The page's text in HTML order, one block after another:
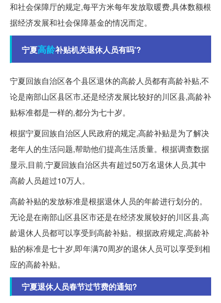
和社会保障厅的规定,每平方米每年发放取暖费,具体数额根
据经济发展和社会保障基金的情况而定。
宁夏高龄补贴机关退休人员有吗′?
宁夏回族自治区各个县区退休的高龄人员都有高龄补贴,不
论是南部山区县区市,还是经济发展比较好的川区县,高龄补
贴标准都是一样的,都分为七十岁。
根据宁夏回族自治区人民政府的规定,高龄补贴是为了解决
老年人的生活问题,帮助他们提高生活质量。根据调查数据
显示,目前,宁夏回族自治区共有超过50万名退休人员,其中
高龄人员超过10万人。
高龄补贴的发放标准是根据退休人员的年龄进行划分的。
无论是在南部山区县区市还是在经济发展较好的川区县,高
龄退休人员都可以享受到高龄补贴。根据政府规定,高龄补
贴的标准是七十岁,即年满70周岁的退休人员可以享受到相
应的高龄补贴。
宁夏退休人员春节过节费的通知?